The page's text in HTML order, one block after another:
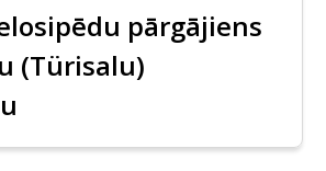
pārgājiens
(Türisalu)